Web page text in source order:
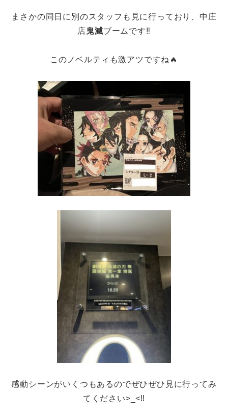
まさかの同日に別のスタッフも見に行っており、中庄
店鬼滅ブームです‼
このノベルティも激アツですね🔥
感動シーンがいくつもあるのでぜひぜひ見に行ってみ
てください>_<‼